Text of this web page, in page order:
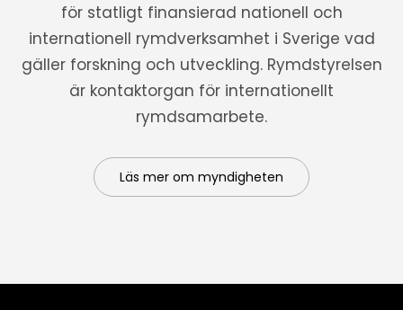
för statligt finansierad nationell och
internationell rymdverksamhet i Sverige vad
gäller forskning och utveckling. Rymdstyrelsen
är kontaktorgan för internationellt
rymdsamarbete.
Läs mer om myndigheten